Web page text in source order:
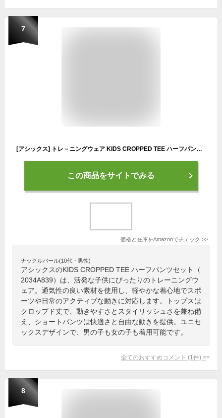
7
[アシックス] トレ－ニングウェア KIDS CROPPED TEE ハーフパンツ SET 2034A839 ユニセックス子供
この商品をサイトでみる
価格と在庫をAmazonでチェック >>
ナックルバール(10代・男性)
アシックスのKIDS CROPPED TEE ハーフパンツセット（
2034A839）は、活発な子供にぴったりのトレーニングウ
ェア。通気性の良い素材を使用し、軽やかな着心地でスポ
ーツや日常のアクティブな動きに対応します。トップスは
クロップド丈で、動きやすさとスタイリッシュさを兼ね備
え、ショートパンツは快適さと自由な動きを提供。ユニセ
ックスデザインで、男の子も女の子も着用可能です。
全てのおすすめコメント (1 件) >
8